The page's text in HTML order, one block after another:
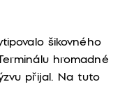
šikovného
hromadné
přijal. Na tuto